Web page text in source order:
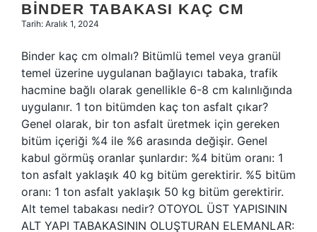
BINDER TABAKASI KAÇ CM
Tarih: Aralık 1, 2024
Binder kaç cm olmalı? Bitümlü temel veya granül
temel üzerine uygulanan bağlayıcı tabaka, trafik
hacmine bağlı olarak genellikle 6-8 cm kalınlığında
uygulanır. 1 ton bitümden kaç ton asfalt çıkar?
Genel olarak, bir ton asfalt üretmek için gereken
bitüm içeriği %4 ile %6 arasında değişir. Genel
kabul görmüş oranlar şunlardır: %4 bitüm oranı: 1
ton asfalt yaklaşık 40 kg bitüm gerektirir. %5 bitüm
oranı: 1 ton asfalt yaklaşık 50 kg bitüm gerektirir.
Alt temel tabakası nedir? OTOYOL ÜST YAPISININ
ALT YAPI TABAKASININ OLUŞTURAN ELEMANLAR: